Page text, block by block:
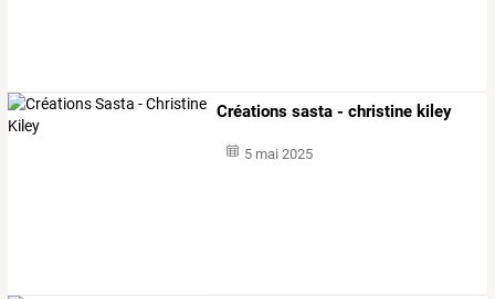
Créations sasta - christine kiley
5 mai 2025